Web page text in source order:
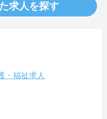
求人を探す
・福祉求人